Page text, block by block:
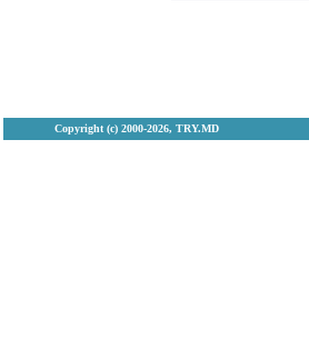
Copyright (с) 2000-2026, TRY.MD